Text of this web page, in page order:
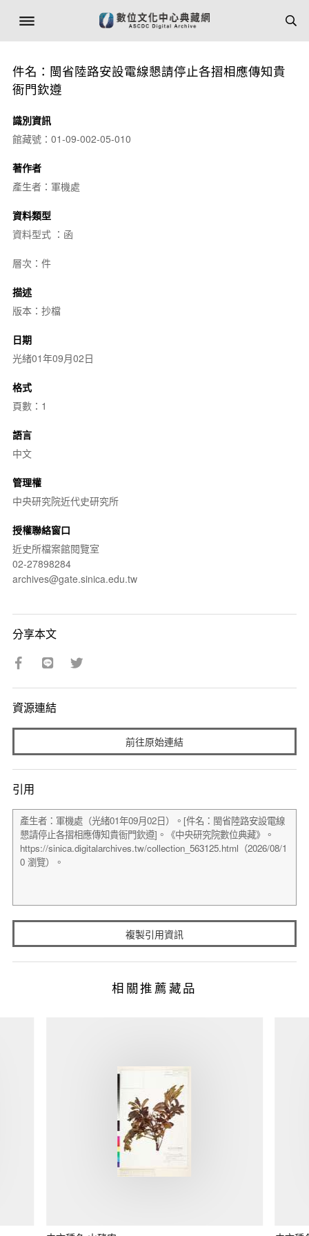
件名：閩省陸路安設電線懇請停止各摺相應傳知貴
衙門欽遵
識別資訊
館藏號：01-09-002-05-010
著作者
產生者：軍機處
資料類型
資料型式 ：函
層次：件
描述
版本：抄檔
日期
光緒01年09月02日
格式
頁數：1
語言
中文
管理權
中央研究院近代史研究所
授權聯絡窗口
近史所檔案館閱覽室
02-27898284
archives@gate.sinica.edu.tw
分享本文
資源連結
前往原始連結
引用
複製引用資訊
相關推薦藏品